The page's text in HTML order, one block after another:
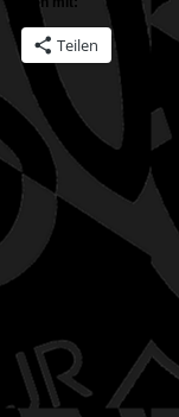
Teilen